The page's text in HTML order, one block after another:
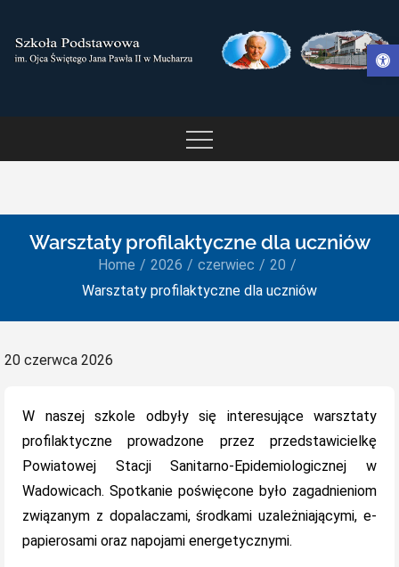
Otwórz pasek narzędzi
content
OJCA ŚWIĘTEGO JANA
Warsztaty profilaktyczne dla uczniów
Home 2026 czerwiec
20
Warsztaty profilaktyczne dla uczniów
Posted
20 czerwca 2026
W naszej szkole odbyły się interesujące warsztaty
profilaktyczne prowadzone przez przedstawicielkę
Powiatowej Stacji Sanitarno-Epidemiologicznej w
Wadowicach. Spotkanie poświęcone było zagadnieniom
związanym z dopalaczami, środkami uzależniającymi, e-
papierosami oraz napojami energetycznymi.